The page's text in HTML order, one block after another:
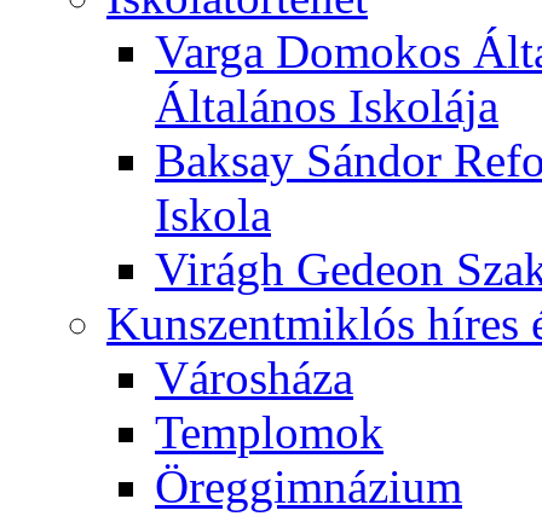
Varga Domokos
Általános Iskolája
Baksay Sándor
Iskola
Virágh Gedeon
Kunszentmiklós híres
Városháza
Templomok
Öreggimnázium